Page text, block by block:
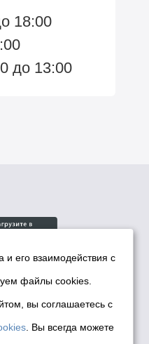
18:00
до 13:00
политики мэрии
Cookies
и его взаимодействия с
файлы cookies.
вы соглашаетесь с
. Вы всегда можете